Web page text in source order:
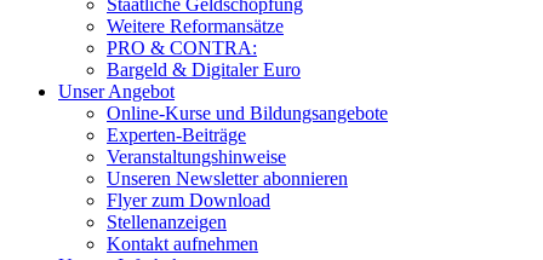
Staatliche Geldschöpfung
Weitere Reformansätze
PRO & CONTRA:
Bargeld & Digitaler Euro
Unser Angebot
Online-Kurse und Bildungsangebote
Experten-Beiträge
Veranstaltungshinweise
Unseren Newsletter abonnieren
Flyer zum Download
Stellenanzeigen
Kontakt aufnehmen